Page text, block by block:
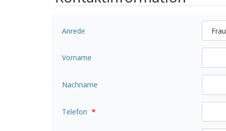
Anrede
Vorname
Nachname
Telefon *